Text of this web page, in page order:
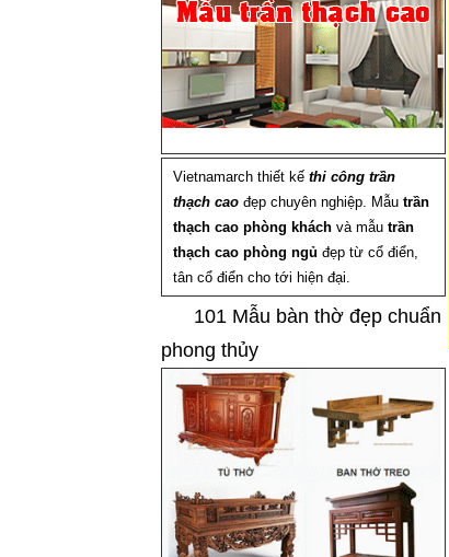
Vietnamarch thiết kế thi công trần
thạch cao đẹp chuyên nghiệp. Mẫu trần
thạch cao phòng khách và mẫu trần
thạch cao phòng ngủ đẹp từ cổ điển,
tân cổ điển cho tới hiện đại.
101 Mẫu bàn thờ đẹp chuẩn
phong thủy